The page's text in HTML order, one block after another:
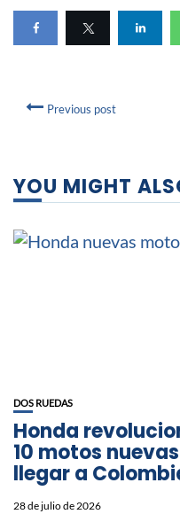
Previous post
YOU MIGHT
DOS RUEDAS
Honda
10 motos
llegar a
28 de julio de 2026